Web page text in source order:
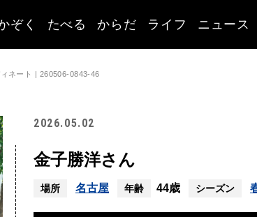
ぞく たべる からだ ライフ ニュース
ネート | 260506-0843-46
2026.05.02
金子勝洋さん
場所 名古屋 年齢 44歳 シーズン